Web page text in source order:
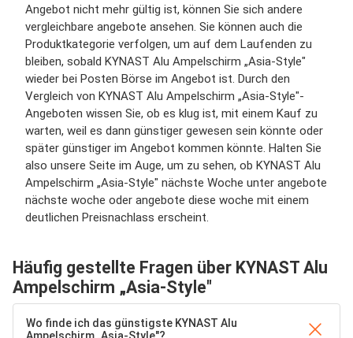
Angebot nicht mehr gültig ist, können Sie sich andere
vergleichbare angebote ansehen. Sie können auch die
Produktkategorie verfolgen, um auf dem Laufenden zu
bleiben, sobald KYNAST Alu Ampelschirm „Asia-Style"
wieder bei Posten Börse im Angebot ist. Durch den
Vergleich von KYNAST Alu Ampelschirm „Asia-Style"-
Angeboten wissen Sie, ob es klug ist, mit einem Kauf zu
warten, weil es dann günstiger gewesen sein könnte oder
später günstiger im Angebot kommen könnte. Halten Sie
also unsere Seite im Auge, um zu sehen, ob KYNAST Alu
Ampelschirm „Asia-Style" nächste Woche unter angebote
nächste woche oder angebote diese woche mit einem
deutlichen Preisnachlass erscheint.
Häufig gestellte Fragen über KYNAST Alu
Ampelschirm „Asia-Style"
Wo finde ich das günstigste KYNAST Alu